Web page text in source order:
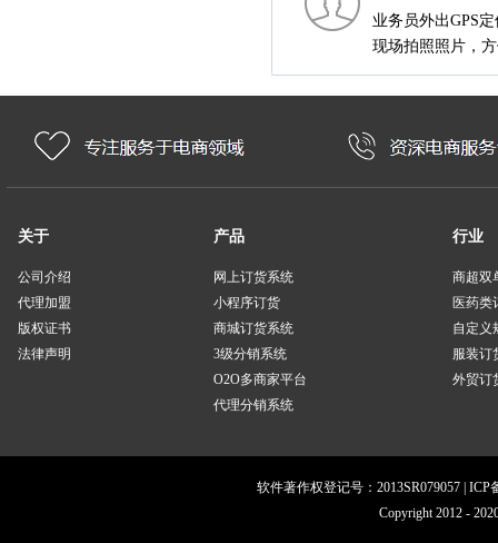
业务员外出GPS
现场拍照照片，
关于
公司介绍
代理加盟
版权证书
法律声明
产品
网上订货系统
小程序订货
商城订货系统
3级分销系统
O2O多商家平台
代理分销系统
行业
商超双
医药类
自定义
服装订
外贸订
软件著作权登记号：2013SR079057 | ICP
Copyright 2012 -